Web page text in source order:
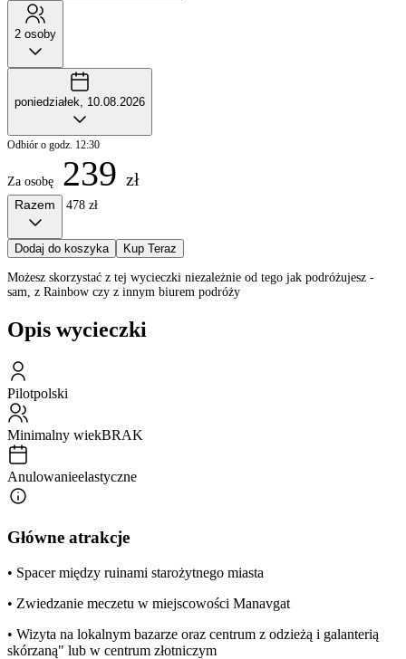
2 osoby
poniedziałek, 10.08.2026
Odbiór o godz. 12:30
Za osobę 239 zł
Razem 478 zł
Dodaj do koszyka Kup Teraz
Możesz skorzystać z tej wycieczki niezależnie od tego jak podróżujesz -
sam, z Rainbow czy z innym biurem podróży
Opis wycieczki
Pilotpolski
Minimalny wiekBRAK
Anulowanieelastyczne
Główne atrakcje
• Spacer między ruinami starożytnego miasta
• Zwiedzanie meczetu w miejscowości Manavgat
• Wizyta na lokalnym bazarze oraz centrum z odzieżą i galanterią
skórzaną" lub w centrum złotniczym